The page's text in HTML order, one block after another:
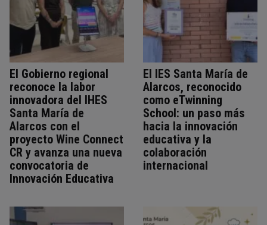
El Gobierno regional
reconoce la labor
innovadora del IHES
Santa María de
Alarcos con el
proyecto Wine Connect
CR y avanza una nueva
convocatoria de
Innovación Educativa
El IES Santa María de
Alarcos, reconocido
como eTwinning
School: un paso más
hacia la innovación
educativa y la
colaboración
internacional